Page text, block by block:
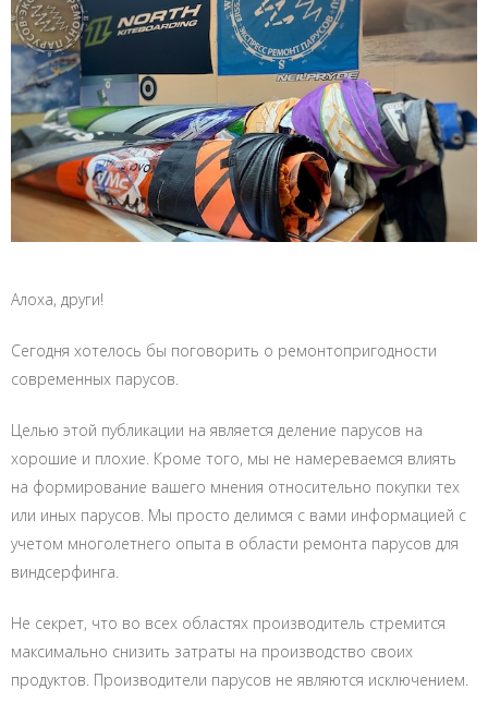
Алоха, други!
Сегодня хотелось бы поговорить о ремонтопригодности
современных парусов.
Целью этой публикации на является деление парусов на
хорошие и плохие. Кроме того, мы не намереваемся влиять
на формирование вашего мнения относительно покупки тех
или иных парусов. Мы просто делимся с вами информацией с
учетом многолетнего опыта в области ремонта парусов для
виндсерфинга.
Не секрет, что во всех областях производитель стремится
максимально снизить затраты на производство своих
продуктов. Производители парусов не являются исключением.